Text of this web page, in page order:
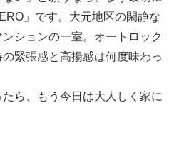
」です。大元地区の閑静な
ションの一室。オートロック
緊張感と高揚感は何度味わっ
たら、もう今日は大人しく家に